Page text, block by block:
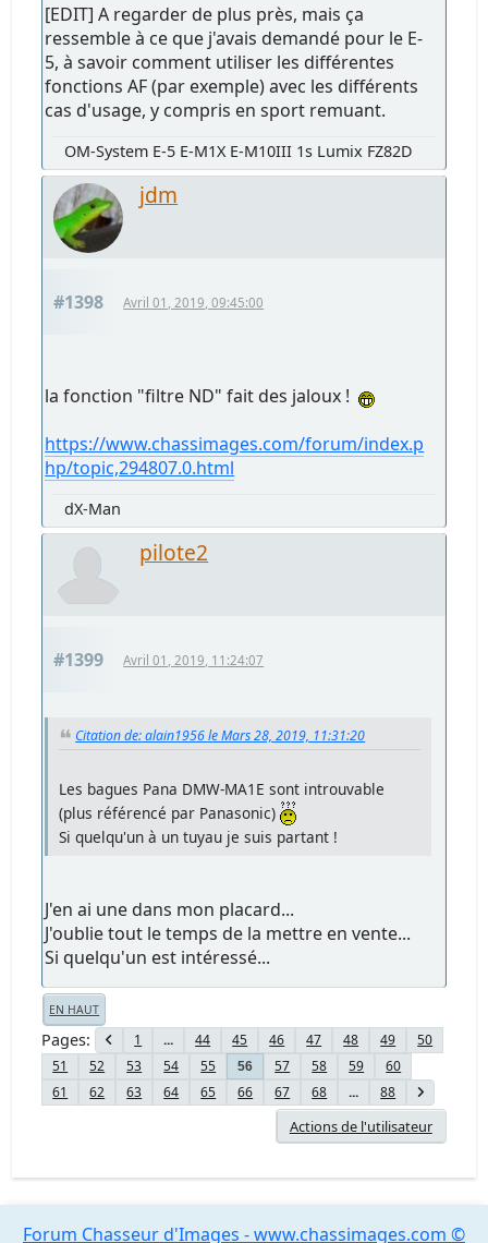
[EDIT] A regarder de plus près, mais ça
ressemble à ce que j'avais demandé pour le E-
5, à savoir comment utiliser les différentes
fonctions AF (par exemple) avec les différents
cas d'usage, y compris en sport remuant.
OM-System E-5 E-M1X E-M10III 1s Lumix FZ82D
jdm
#1398 Avril 01, 2019, 09:45:00
la fonction "filtre ND" fait des jaloux !
https://www.chassimages.com/forum/index.p
hp/topic,294807.0.html
dX-Man
pilote2
#1399 Avril 01, 2019, 11:24:07
Citation de: alain1956 le Mars 28, 2019, 11:31:20
Les bagues Pana DMW-MA1E sont introuvable
(plus référencé par Panasonic)
Si quelqu'un à un tuyau je suis partant !
J'en ai une dans mon placard...
J'oublie tout le temps de la mettre en vente...
Si quelqu'un est intéressé...
EN HAUT
Pages 1 ... 44 45 46 47 48 49
50
51
52 53 54 55 56 57 58 59
60
61
62 63 64 65 66 67 68 ... 88
Actions de l'utilisateur
Forum Chasseur d'Images - www.chassimages.com ©